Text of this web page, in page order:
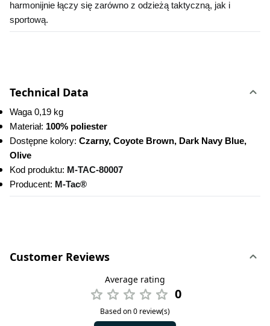
harmonijnie łączy się zarówno z odzieżą taktyczną, jak i
sportową.
Technical Data
Waga 0,19 kg
Materiał: 100% poliester
Dostępne kolory: Czarny, Coyote Brown, Dark Navy Blue,
Olive
Kod produktu: M-TAC-80007
Producent: M-Tac®
Customer Reviews
Average rating
0
Based on 0 review(s)